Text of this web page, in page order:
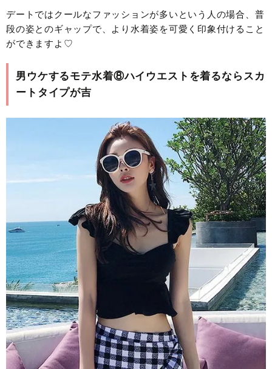
デートではクールなファッションが多いという人の場合、普
段の姿とのギャップで、より水着姿を可愛く印象付けること
ができますよ♡
男ウケするモテ水着⑧ハイウエストを着るならスカ
ートタイプが吉